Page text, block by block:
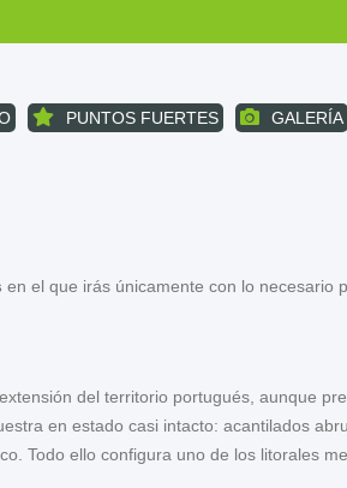
PUNTOS FUERTES GALERÍA
en el que irás únicamente con lo necesario
del territorio portugués, aunque
en estado casi intacto: acantilados
Todo ello configura uno de los litorales